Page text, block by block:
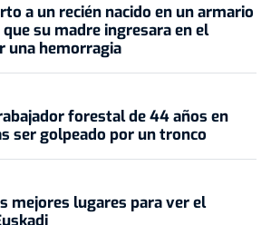
a un recién nacido en un armario
su madre ingresara en el
una hemorragia
forestal de 44 años en
ser golpeado por un tronco
mejores lugares para ver el